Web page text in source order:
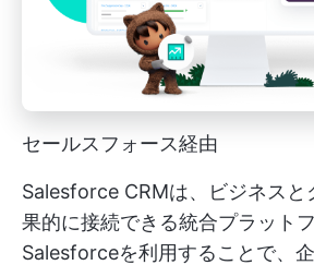
セールスフォース経由
Salesforce CRMは、ビジネスと
果的に接続できる統合プラット
Salesforceを利用することで、